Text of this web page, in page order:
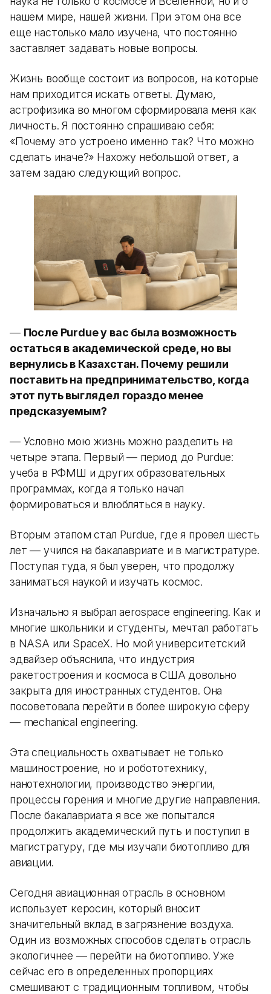
нашем мире, нашей жизни. При этом она все
еще настолько мало изучена, что постоянно
заставляет задавать новые вопросы.
Жизнь вообще состоит из вопросов, на которые
нам приходится искать ответы. Думаю,
астрофизика во многом сформировала меня как
личность. Я постоянно спрашиваю себя:
«Почему это устроено именно так? Что можно
сделать иначе?» Нахожу небольшой ответ, а
затем задаю следующий вопрос.
— После Purdue у вас была возможность
остаться в академической среде, но вы
вернулись в Казахстан. Почему решили
поставить на предпринимательство, когда
этот путь выглядел гораздо менее
предсказуемым?
— Условно мою жизнь можно разделить на
четыре этапа. Первый — период до Purdue:
учеба в РФМШ и других образовательных
программах, когда я только начал
формироваться и влюбляться в науку.
Вторым этапом стал Purdue, где я провел шесть
лет — учился на бакалавриате и в магистратуре.
Поступая туда, я был уверен, что продолжу
заниматься наукой и изучать космос.
Изначально я выбрал aerospace engineering. Как и
многие школьники и студенты, мечтал работать
в NASA или SpaceX. Но мой университетский
эдвайзер объяснила, что индустрия
ракетостроения и космоса в США довольно
закрыта для иностранных студентов. Она
посоветовала перейти в более широкую сферу
— mechanical engineering.
Эта специальность охватывает не только
машиностроение, но и робототехнику,
нанотехнологии, производство энергии,
процессы горения и многие другие направления.
После бакалавриата я все же попытался
продолжить академический путь и поступил в
магистратуру, где мы изучали биотопливо для
авиации.
Сегодня авиационная отрасль в основном
использует керосин, который вносит
значительный вклад в загрязнение воздуха.
Один из возможных способов сделать отрасль
экологичнее — перейти на биотопливо. Уже
сейчас его в определенных пропорциях
смешивают с традиционным топливом, чтобы